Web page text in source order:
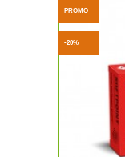
PROMO
-20%